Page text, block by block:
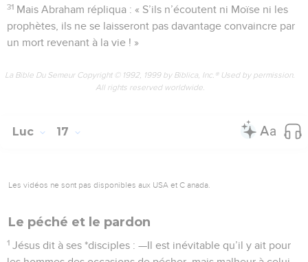
31 Mais Abraham répliqua : « S’ils n’écoutent ni Moïse ni les
prophètes, ils ne se laisseront pas davantage convaincre par
un mort revenant à la vie ! »
La Bible Du Semeur Copyright © 1992, 1999 by Biblica, Inc.® Used by permission.
All rights reserved worldwide.
Luc 17
Les vidéos ne sont pas disponibles aux USA et C anada.
Le péché et le pardon
1 Jésus dit à ses *disciples : —Il est inévitable qu’il y ait pour